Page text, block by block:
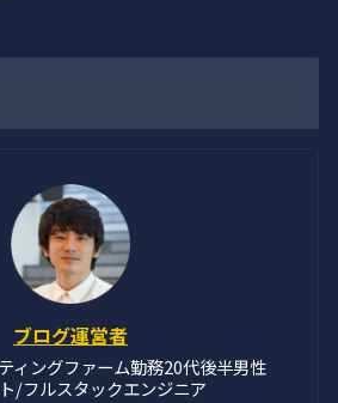
ブログ運営者
ィングファーム勤務20代後半男性
/フルスタックエンジニア